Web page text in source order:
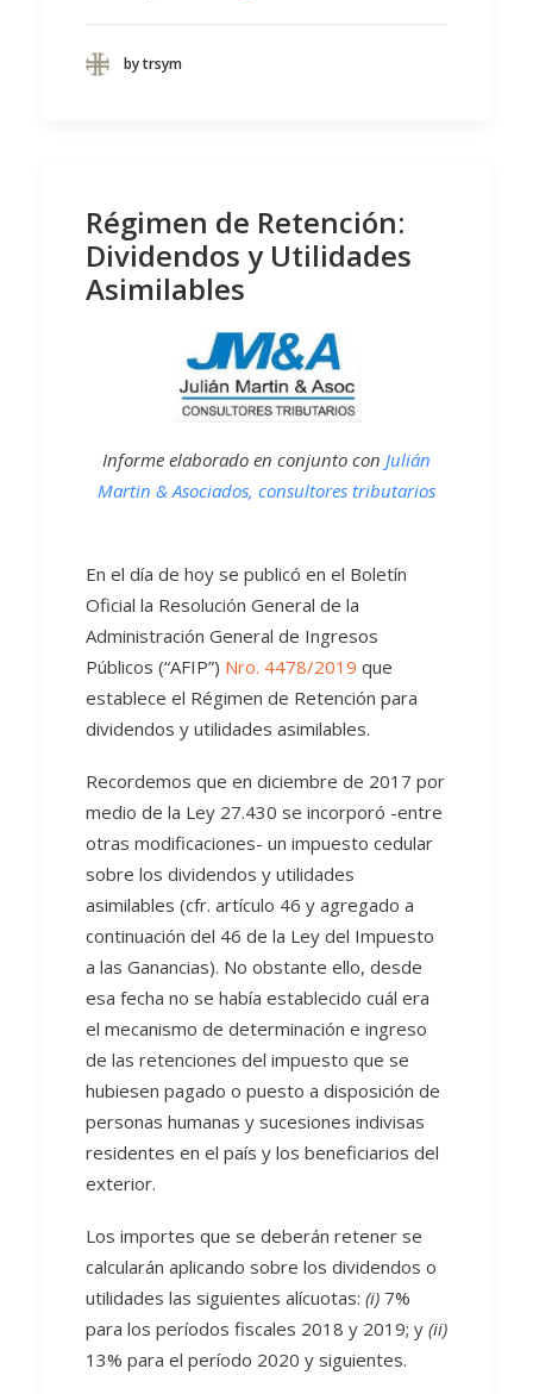
by trsym
Régimen de Retención:
Dividendos y Utilidades
Asimilables
Informe elaborado en conjunto con Julián
Martin & Asociados, consultores tributarios
En el día de hoy se publicó en el Boletín
Oficial la Resolución General de la
Administración General de Ingresos
Públicos (“AFIP”) Nro. 4478/2019 que
establece el Régimen de Retención para
dividendos y utilidades asimilables.
Recordemos que en diciembre de 2017 por
medio de la Ley 27.430 se incorporó -entre
otras modificaciones- un impuesto cedular
sobre los dividendos y utilidades
asimilables (cfr. artículo 46 y agregado a
continuación del 46 de la Ley del Impuesto
a las Ganancias). No obstante ello, desde
esa fecha no se había establecido cuál era
el mecanismo de determinación e ingreso
de las retenciones del impuesto que se
hubiesen pagado o puesto a disposición de
personas humanas y sucesiones indivisas
residentes en el país y los beneficiarios del
exterior.
Los importes que se deberán retener se
calcularán aplicando sobre los dividendos o
utilidades las siguientes alícuotas: (i) 7%
para los períodos fiscales 2018 y 2019; y (ii)
13% para el período 2020 y siguientes.